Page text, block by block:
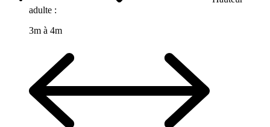
adulte :
3m à 4m